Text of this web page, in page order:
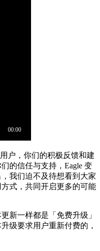
户，你们的积极反馈和建
的信任与支持，Eagle 变
我们迫不及待想看到大家
式，共同开启更多的可能
新一样都是「免费升级」
级要求用户重新付费的，